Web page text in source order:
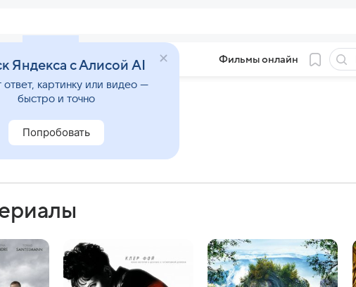
Звезды Фильмы онлайн
Яндекса с Алисой AI
ответ, картинку или видео —
быстро и точно
Попробовать